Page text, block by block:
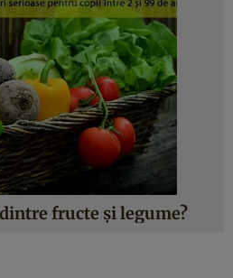
fructe și legume?